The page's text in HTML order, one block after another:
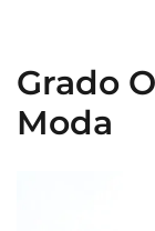
Grado
Moda